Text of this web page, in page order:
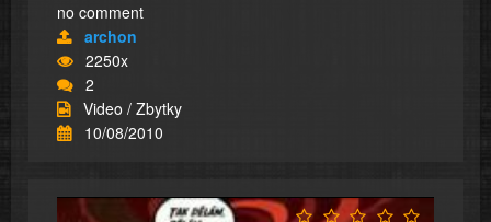
no comment
archon
2250x
2
Video / Zbytky
10/08/2010